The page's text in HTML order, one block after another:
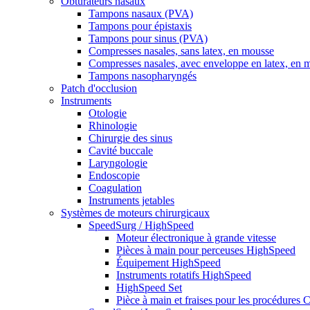
Tampons nasaux (PVA)
Tampons pour épistaxis
Tampons pour sinus (PVA)
Compresses nasales, sans latex, en mousse
Compresses nasales, avec enveloppe en latex, en
Tampons nasopharyngés
Patch d'occlusion
Instruments
Otologie
Rhinologie
Chirurgie des sinus
Cavité buccale
Laryngologie
Endoscopie
Coagulation
Instruments jetables
Systèmes de moteurs chirurgicaux
SpeedSurg / HighSpeed
Moteur électronique à grande vitesse
Pièces à main pour perceuses HighSpeed
Équipement HighSpeed
Instruments rotatifs HighSpeed
HighSpeed Set
Pièce à main et fraises pour les procédures